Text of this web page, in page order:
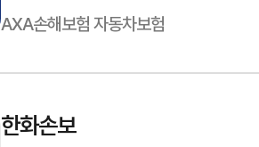
AXA손해보험 자동차보험
한화손보